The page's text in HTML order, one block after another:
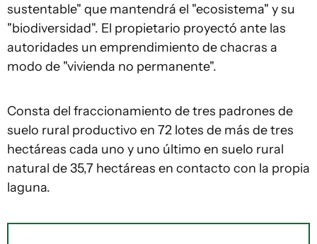
sustentable" que mantendrá el "ecosistema" y su
"biodiversidad". El propietario proyectó ante las
autoridades un emprendimiento de chacras a
modo de "vivienda no permanente".
Consta del fraccionamiento de tres padrones de
suelo rural productivo en 72 lotes de más de tres
hectáreas cada uno y uno último en suelo rural
natural de 35,7 hectáreas en contacto con la propia
laguna.